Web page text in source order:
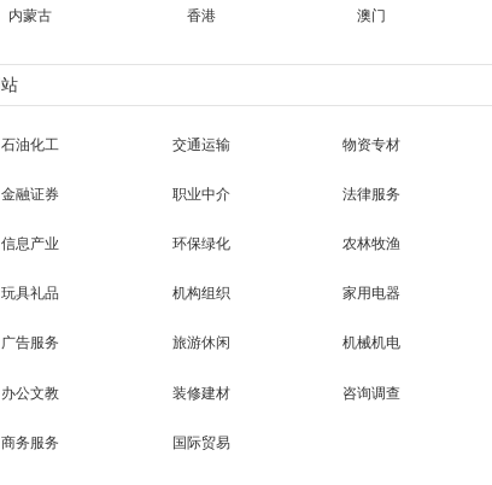
内蒙古 香港 澳门
石油化工 交通运输 物资专材
金融证券 职业中介 法律服务
信息产业 环保绿化 农林牧渔
玩具礼品 机构组织 家用电器
广告服务 旅游休闲 机械机电
办公文教 装修建材 咨询调查
商务服务 国际贸易